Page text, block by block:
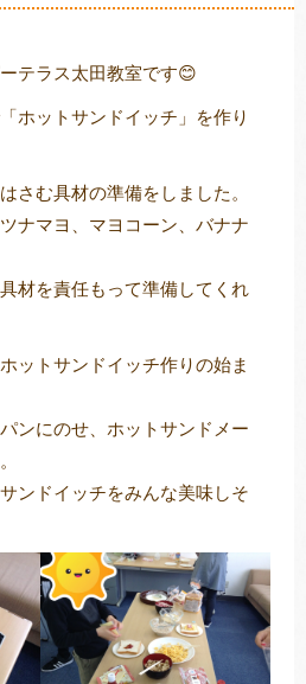
グ DIDIM
テラス太田教室です😊
ホットサンドイッチ」を作り
さむ具材の準備をしました。
ナマヨ、マヨコーン、バナナ
材を責任もって準備してくれ
ットサンドイッチ作りの始ま
ンにのせ、ホットサンドメー
ンドイッチをみんな美味しそ